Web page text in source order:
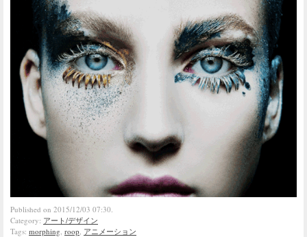
Published on 2015/12/03 07:30.
Category: アート/デザイン
Tags: morphing roop アニメーション